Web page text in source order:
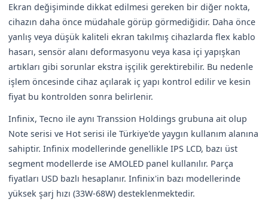
Ekran değişiminde dikkat edilmesi gereken bir diğer nokta,
cihazın daha önce müdahale görüp görmediğidir. Daha önce
yanlış veya düşük kaliteli ekran takılmış cihazlarda flex kablo
hasarı, sensör alanı deformasyonu veya kasa içi yapışkan
artıkları gibi sorunlar ekstra işçilik gerektirebilir. Bu nedenle
işlem öncesinde cihaz açılarak iç yapı kontrol edilir ve kesin
fiyat bu kontrolden sonra belirlenir.
Infinix, Tecno ile aynı Transsion Holdings grubuna ait olup
Note serisi ve Hot serisi ile Türkiye'de yaygın kullanım alanına
sahiptir. Infinix modellerinde genellikle IPS LCD, bazı üst
segment modellerde ise AMOLED panel kullanılır. Parça
fiyatları USD bazlı hesaplanır. Infinix'in bazı modellerinde
yüksek şarj hızı (33W-68W) desteklenmektedir.